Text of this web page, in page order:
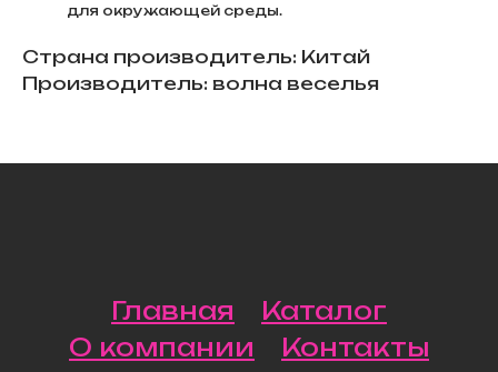
для окружающей среды.
Страна производитель: Китай
Производитель: волна веселья
Главная
Каталог
О компании
Контакты